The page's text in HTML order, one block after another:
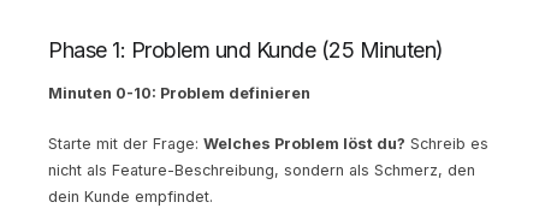
Phase 1: Problem und Kunde (25 Minuten)
Minuten 0-10: Problem definieren
Starte mit der Frage: Welches Problem löst du? Schreib es
nicht als Feature-Beschreibung, sondern als Schmerz, den
dein Kunde empfindet.